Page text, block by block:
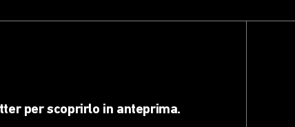
per scoprirlo in anteprima.